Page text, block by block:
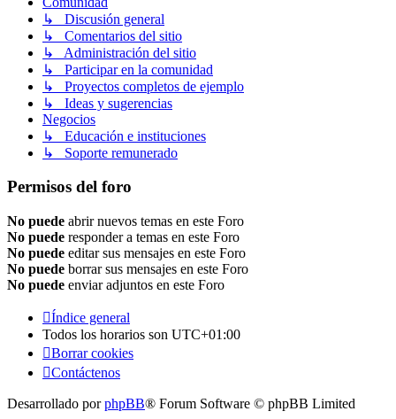
↳ Discusión general
↳ Comentarios del sitio
↳ Administración del sitio
↳ Participar en la comunidad
↳ Proyectos completos de ejemplo
↳ Ideas y sugerencias
Negocios
↳ Educación e instituciones
↳ Soporte remunerado
Permisos del foro
No puede abrir nuevos temas en este Foro
No puede responder a temas en este Foro
No puede editar sus mensajes en este Foro
No puede borrar sus mensajes en este Foro
No puede enviar adjuntos en este Foro
Índice general
Todos los horarios son UTC+01:00
Borrar cookies
Contáctenos
Desarrollado porphpBB® Forum Software © phpBB Limited